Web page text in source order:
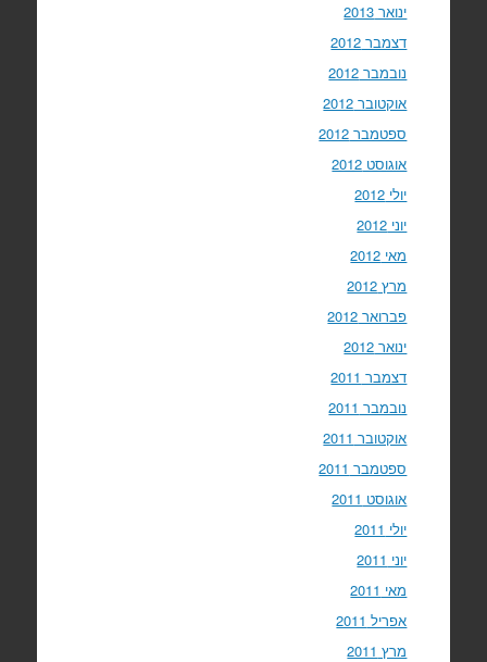
ינואר 2013
דצמבר 2012
נובמבר 2012
אוקטובר 2012
ספטמבר 2012
אוגוסט 2012
יולי 2012
יוני 2012
מאי 2012
מרץ 2012
פברואר 2012
ינואר 2012
דצמבר 2011
נובמבר 2011
אוקטובר 2011
ספטמבר 2011
אוגוסט 2011
יולי 2011
יוני 2011
מאי 2011
אפריל 2011
מרץ 2011